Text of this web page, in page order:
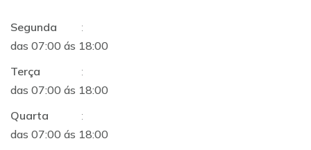
Segunda
:
das 07:00 ás 18:00
Terça
:
das 07:00 ás 18:00
Quarta
:
das 07:00 ás 18:00